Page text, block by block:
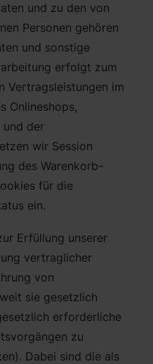
und zu den von
Personen gehören
und sonstige
erfolgt zum
Vertragsleistungen im
Onlineshops,
und der
wir Session
des Warenkorb-
für die
ein.
Erfüllung unserer
vertraglicher
von
sie gesetzlich
erforderliche
zu
Dabei sind die als